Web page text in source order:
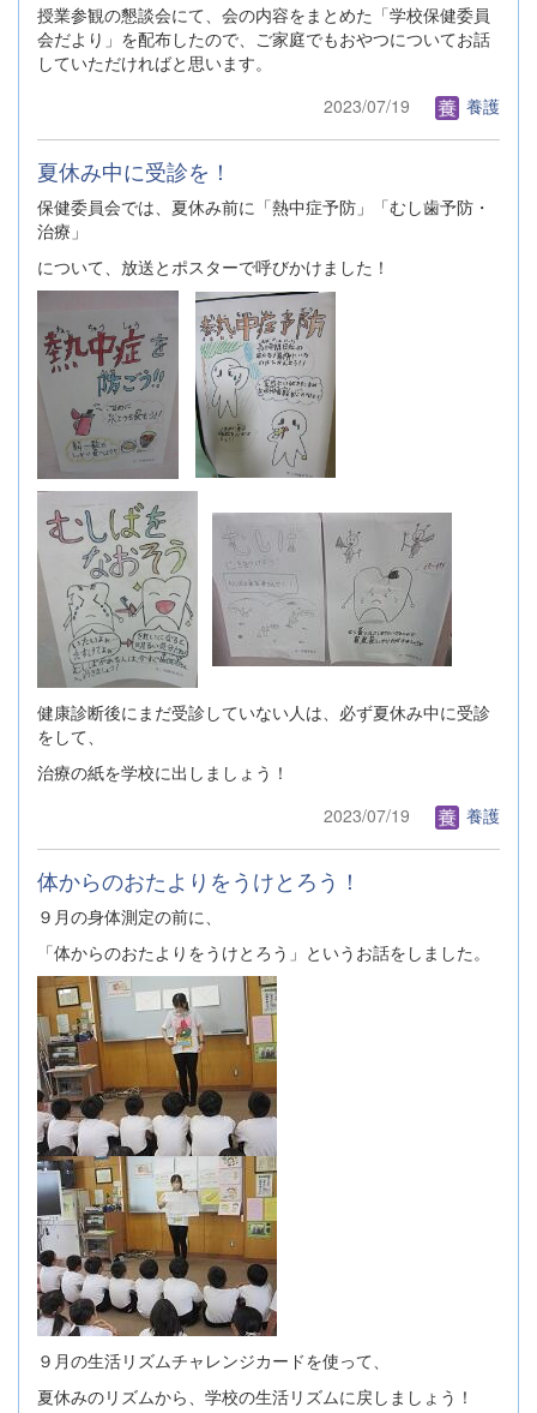
授業参観の懇談会にて、会の内容をまとめた「学校保健委員
会だより」を配布したので、ご家庭でもおやつについてお話
していただければと思います。
2023/07/19
養護
夏休み中に受診を！
保健委員会では、夏休み前に「熱中症予防」「むし歯予防・
治療」
について、放送とポスターで呼びかけました！
健康診断後にまだ受診していない人は、必ず夏休み中に受診
をして、
治療の紙を学校に出しましょう！
2023/07/19
養護
体からのおたよりをうけとろう！
９月の身体測定の前に、
「体からのおたよりをうけとろう」というお話をしました。
９月の生活リズムチャレンジカードを使って、
夏休みのリズムから、学校の生活リズムに戻しましょう！